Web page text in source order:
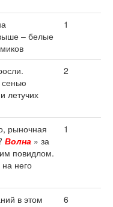
– белые
1
летучих
2
рыночная
Волна » за
повидлом.
него
1
в этом
6